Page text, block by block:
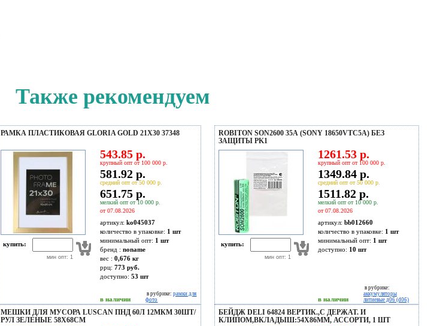
Также рекомендуем
РАМКА ПЛАСТИКОВАЯ GLORIA GOLD 21X30 37348
купить:
мин опт: 1
543.85 р.
крупный опт от 100 000 р.
581.92 р.
средний опт от 50 000 р.
651.75 р.
мелкий опт от 10 000 р.
от 07.08.2026
артикул:ko045037
количество в упаковке: 1 шт
минимальный опт: 1 шт
бренд :noname
вес :0,676 кг
ррц:773 руб.
доступно:53 шт
в наличии
в рубрике:рамки для
фото
ROBITON SON2600 35А (SONY 18650VTC5A) БЕЗ
ЗАЩИТЫ PK1
купить:
мин опт: 1
1261.53 р.
крупный опт от 100 000 р.
1349.84 р.
средний опт от 50 000 р.
1511.82 р.
мелкий опт от 10 000 р.
от 07.08.2026
артикул: bb012660
количество в упаковке: 1 шт
минимальный опт: 1 шт
доступно: 10 шт
в наличии
в рубрике:
аккумуляторы
литиевые д06 (d06)
МЕШКИ ДЛЯ МУСОРА LUSCAN ПНД 60Л 12МКМ 30ШТ/
РУЛ ЗЕЛЕНЫЕ 58X68СМ
БЕЙДЖ DELI 64824 ВЕРТИК.,С ДЕРЖАТ. И
КЛИПОМ,ВКЛАДЫШ:54X86ММ, АССОРТИ, 1 ШТ